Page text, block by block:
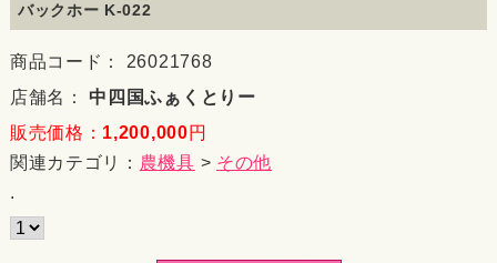
バックホー K-022
商品コード： 26021768
店舗名： 中四国ふぁくとりー
販売価格： 1,200,000円
関連カテゴリ： 農機具 > その他
.